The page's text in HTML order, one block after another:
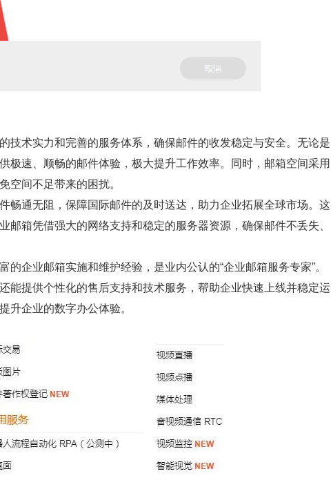
技术实力和完善的服务体系，确保邮件的收发稳定与安全。无论是
极速、顺畅的邮件体验，极大提升工作效率。同时，邮箱空间采用
空间不足带来的困扰。
畅通无阻，保障国际邮件的及时送达，助力企业拓展全球市场。这
箱凭借强大的网络支持和稳定的服务器资源，确保邮件不丢失、
企业邮箱实施和维护经验，是业内公认的“企业邮箱服务专家”。
能提供个性化的售后支持和技术服务，帮助企业快速上线并稳定运
升企业的数字办公体验。